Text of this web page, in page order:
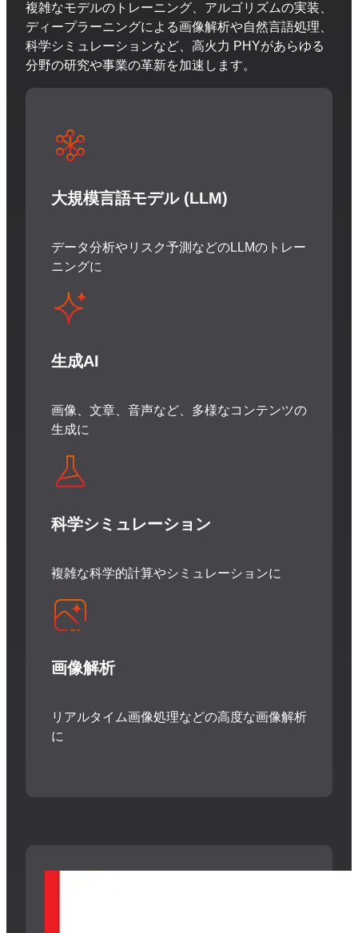
複雑なモデルのトレーニング、アルゴリズムの実装、
ディープラーニングによる画像解析や自然言語処理、
科学シミュレーションなど、高火力 PHYがあらゆる
分野の研究や事業の革新を加速します。
大規模言語モデル (LLM)
データ分析やリスク予測などのLLMのトレー
ニングに
生成AI
画像、文章、音声など、 多様なコンテンツの
生成に
科学シミュレーション
複雑な科学的計算やシミュレーションに
画像解析
リアルタイム画像処理などの高度な画像解析
に